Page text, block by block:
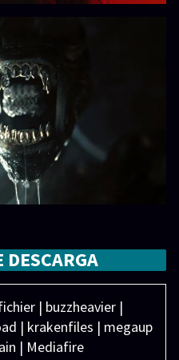
DESCARGA
| buzzheavier |
| krakenfiles | megaup
| Mediafire